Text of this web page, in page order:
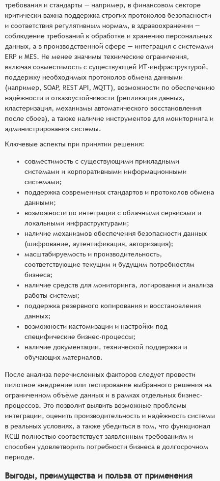
требования и стандарты — например, в финансовом секторе
критически важна поддержка строгих протоколов безопасности
и соответствия регулятивным нормам, в здравоохранении —
соблюдение требований к обработке и хранению персональных
данных, а в производственной сфере — интеграция с системами
ERP и MES. Не менее значимы технические ограничения,
включая совместимость с существующей ИТ-инфраструктурой,
поддержку необходимых протоколов обмена данными
(например, SOAP, REST API, MQTT), возможности по обеспечению
надёжности и отказоустойчивости (репликация данных,
кластеризация, механизмы автоматического восстановления
после сбоев), а также наличие инструментов для мониторинга и
администрирования системы.
Ключевые аспекты при принятии решения:
совместимость с существующими прикладными
системами и корпоративными информационными
системами;
поддержка современных стандартов и протоколов обмена
данными;
возможности по интеграции с облачными сервисами и
локальными инфраструктурами;
наличие механизмов обеспечения безопасности данных
(шифрование, аутентификация, авторизация);
масштабируемость и производительность,
соответствующие текущим и будущим потребностям
бизнеса;
наличие средств для мониторинга, логирования и анализа
работы системы;
поддержка резервного копирования и восстановления
данных;
возможности кастомизации и настройки под
специфические бизнес-процессы;
наличие документации, технической поддержки и
обучающих материалов.
После анализа перечисленных факторов следует провести
пилотное внедрение или тестирование выбранного решения на
ограниченном объёме данных и в рамках отдельных бизнес-
процессов. Это позволит выявить возможные проблемы
интеграции, оценить производительность и надёжность системы
в реальных условиях, а также убедиться в том, что функционал
КСШ полностью соответствует заявленным требованиям и
способен удовлетворить потребности бизнеса в долгосрочном
периоде.
Выгоды, преимущества и польза от применения